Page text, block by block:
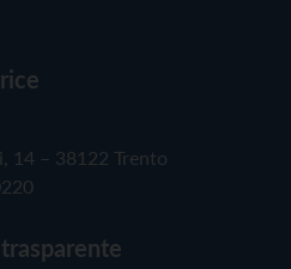
14 – 38122 Trento